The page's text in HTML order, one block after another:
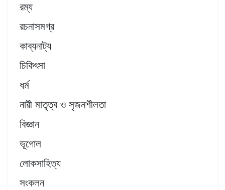
রম্য
রচনাসমগ্র
কাব্যনাট্য
চিকিৎসা
ধর্ম
নারী মাতৃত্ব ও সৃজনশীলতা
বিজ্ঞান
ভূগোল
লোকসাহিত্য
সংকলন